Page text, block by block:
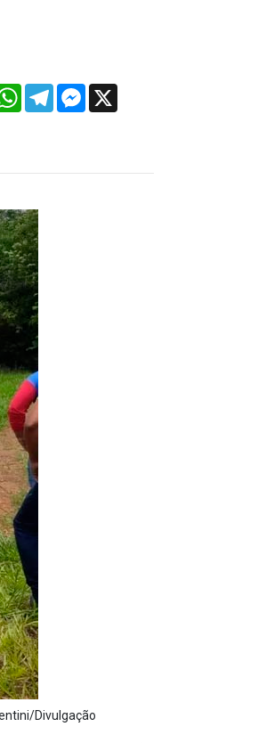
WhatsAppTelegramMessenger
Divulgação